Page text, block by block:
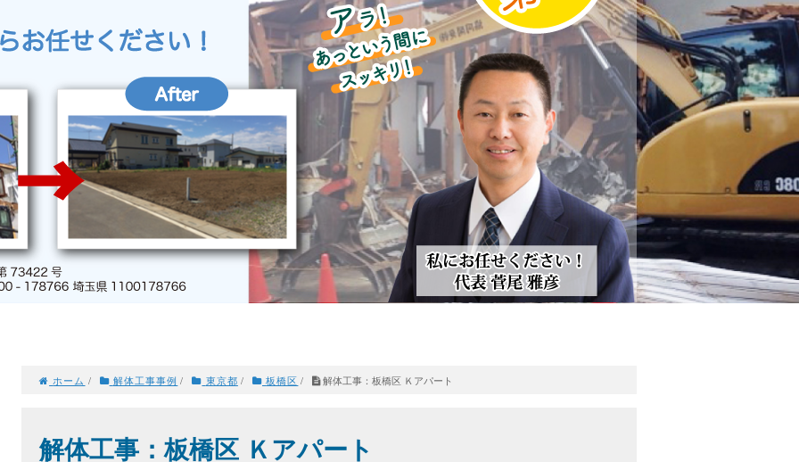
ホーム / 解体工事事例 / 東京都 / 板橋区 / 解体工事：板橋区 Ｋアパート
解体工事：板橋区 Ｋアパート